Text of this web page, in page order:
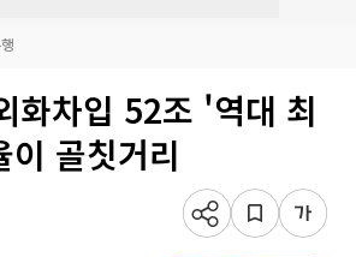
화차입 52조 '역대 최
골칫거리